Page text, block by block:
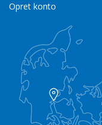
Opret konto